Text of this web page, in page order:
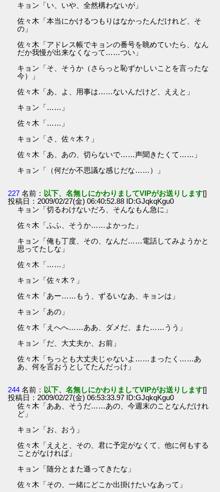
キョン「い、いや、全然構わないが」
佐々木「本当にかけるつもりはなかったんだけれど、そ
の」
佐々木「アドレス帳でキョンの番号を眺めていたら、なん
だか我慢が出来なくなって……つい」
キョン「そ、そうか（さらっと恥ずかしいことを言ったな
今）」
佐々木「あ、よ、用事は……ないんだけど、ええと」
キョン「……」
佐々木「……」
キョン「さ、佐々木？」
佐々木「あ、あの、切らないで……声聞きたくて……」
キョン「（何だか不思議な感じだな……）」
227 名前： 以下、名無しにかわりましてVIPがお送りします[]
投稿日：2009/02/27(金) 06:40:52.88 ID:GJqkqKgu0
キョン「切るわけないだろ、そんなもん急に」
佐々木「ふふ、そうか……よかった」
キョン「俺も丁度、その、なんだ……電話してみようかと
思ってたしな」
佐々木「……」
キョン「佐々木？」
佐々木「あー……もう、ずるいなあ、キョンは」
キョン「あの」
佐々木「えへへ……ああ、ダメだ、また……うう」
キョン「だ、大丈夫か、お前」
佐々木「ちっとも大丈夫じゃないよ……まったく……あ
あ、何を言おうとしてたんだっけ」
244 名前： 以下、名無しにかわりましてVIPがお送りします[]
投稿日：2009/02/27(金) 06:53:33.97 ID:GJqkqKgu0
佐々木「ああ、そうだ……あの、今週末のことなんだけれ
ど」
キョン「お、おう」
佐々木「ええと、その、君に予定がなくて、他に何もする
ことがなければ」
キョン「随分とまた遜ってきたな」
佐々木「その、一緒にどこか出掛けたいなあって」